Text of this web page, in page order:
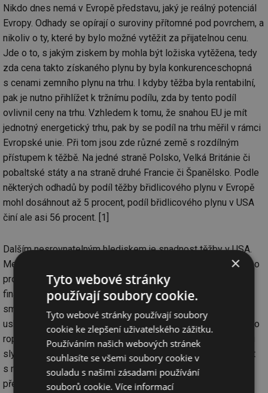
Nikdo dnes nemá v Evropě představu, jaký je reálný potenciál
Evropy. Odhady se opírají o suroviny přítomné pod povrchem, a
nikoliv o ty, které by bylo možné vytěžit za přijatelnou cenu.
Jde o to, s jakým ziskem by mohla být ložiska vytěžena, tedy
zda cena takto získaného plynu by byla konkurenceschopná
s cenami zemního plynu na trhu. I kdyby těžba byla rentabilní,
pak je nutno přihlížet k tržnímu podílu, zda by tento podíl
ovlivnil ceny na trhu. Vzhledem k tomu, že snahou EU je mít
jednotný energetický trhu, pak by se podíl na trhu měřil v rámci
Evropské unie. Při tom jsou zde různé země s rozdílným
přístupem k těžbě. Na jedné straně Polsko, Velká Británie či
pobaltské státy a na straně druhé Francie či Španělsko. Podle
některých odhadů by podíl těžby břidlicového plynu v Evropě
mohl dosáhnout až 5 procent, podíl břidlicového plynu v USA
činí ale asi 56 procent. [1]
Dalším nesrovnatelným hlediskem je snadnost těžby v USA.
Mezi nimi bych chtěl zdůraznit především rozdílnost právního
prostředí. Občané USA jsou vlastníky pozemků, a tak mají
finanční zájem na tom, aby podepsali s těžební společností
smlouvu. Pro USA hovoří volná prostranství, velký počet
uskutečněných vrtů (více než 200 tisíc), či přítomnost velkého
ropného a plynárenské průmyslu. Naproti tomu v Evropě jsou
slyšitelní odpůrci těžby, těžební společnosti se musí potýkat
s nedostatečnou infrastrukturou či administrativními
překážkami (Polsko).
×
Tyto webové stránky
používají soubory cookie.
Tyto webové stránky používají soubory
cookie ke zlepšení uživatelského zážitku.
Používáním našich webových stránek
souhlasíte se všemi soubory cookie v
souladu s našimi zásadami používání
souborů cookie.Více informací